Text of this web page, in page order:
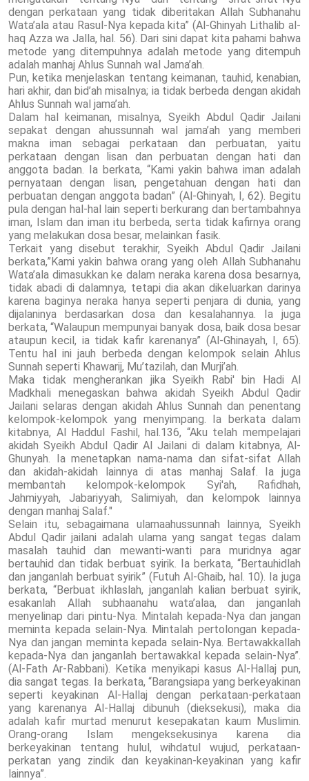
dengan perkataan yang tidak diberitakan Allah Subhanahu
Wata’ala atau Rasul-Nya kepada kita” (Al-Ghinyah Lithalib al-
haq Azza wa Jalla, hal. 56). Dari sini dapat kita pahami bahwa
metode yang ditempuhnya adalah metode yang ditempuh
adalah manhaj Ahlus Sunnah wal Jama’ah.
Pun, ketika menjelaskan tentang keimanan, tauhid, kenabian,
hari akhir, dan bid’ah misalnya; ia tidak berbeda dengan akidah
Ahlus Sunnah wal jama’ah.
Dalam hal keimanan, misalnya, Syeikh Abdul Qadir Jailani
sepakat dengan ahussunnah wal jama’ah yang memberi
makna iman sebagai perkataan dan perbuatan, yaitu
perkataan dengan lisan dan perbuatan dengan hati dan
anggota badan. Ia berkata, “Kami yakin bahwa iman adalah
pernyataan dengan lisan, pengetahuan dengan hati dan
perbuatan dengan anggota badan” (Al-Ghinyah, I, 62). Begitu
pula dengan hal-hal lain seperti berkurang dan bertambahnya
iman, Islam dan iman itu berbeda, serta tidak kafirnya orang
yang melakukan dosa besar, melainkan fasik.
Terkait yang disebut terakhir, Syeikh Abdul Qadir Jailani
berkata,”Kami yakin bahwa orang yang oleh Allah Subhanahu
Wata’ala dimasukkan ke dalam neraka karena dosa besarnya,
tidak abadi di dalamnya, tetapi dia akan dikeluarkan darinya
karena baginya neraka hanya seperti penjara di dunia, yang
dijalaninya berdasarkan dosa dan kesalahannya. Ia juga
berkata, “Walaupun mempunyai banyak dosa, baik dosa besar
ataupun kecil, ia tidak kafir karenanya” (Al-Ghinayah, I, 65).
Tentu hal ini jauh berbeda dengan kelompok selain Ahlus
Sunnah seperti Khawarij, Mu’tazilah, dan Murji’ah.
Maka tidak mengherankan jika Syeikh Rabi' bin Hadi Al
Madkhali menegaskan bahwa akidah Syeikh Abdul Qadir
Jailani selaras dengan akidah Ahlus Sunnah dan penentang
kelompok-kelompok yang menyimpang. Ia berkata dalam
kitabnya, Al Haddul Fashil, hal.136, “Aku telah mempelajari
akidah Syeikh Abdul Qadir Al Jailani di dalam kitabnya, Al-
Ghunyah. Ia menetapkan nama-nama dan sifat-sifat Allah
dan akidah-akidah lainnya di atas manhaj Salaf. Ia juga
membantah kelompok-kelompok Syi'ah, Rafidhah,
Jahmiyyah, Jabariyyah, Salimiyah, dan kelompok lainnya
dengan manhaj Salaf."
Selain itu, sebagaimana ulamaahussunnah lainnya, Syeikh
Abdul Qadir jailani adalah ulama yang sangat tegas dalam
masalah tauhid dan mewanti-wanti para muridnya agar
bertauhid dan tidak berbuat syirik. Ia berkata, “Bertauhidlah
dan janganlah berbuat syirik” (Futuh Al-Ghaib, hal. 10). Ia juga
berkata, “Berbuat ikhlaslah, janganlah kalian berbuat syirik,
esakanlah Allah subhaanahu wata’alaa, dan janganlah
menyelinap dari pintu-Nya. Mintalah kepada-Nya dan jangan
meminta kepada selain-Nya. Mintalah pertolongan kepada-
Nya dan jangan meminta kepada selain-Nya. Bertawakkallah
kepada-Nya dan janganlah bertawakkal kepada selain-Nya”.
(Al-Fath Ar-Rabbani). Ketika menyikapi kasus Al-Hallaj pun,
dia sangat tegas. Ia berkata, “Barangsiapa yang berkeyakinan
seperti keyakinan Al-Hallaj dengan perkataan-perkataan
yang karenanya Al-Hallaj dibunuh (dieksekusi), maka dia
adalah kafir murtad menurut kesepakatan kaum Muslimin.
Orang-orang Islam mengeksekusinya karena dia
berkeyakinan tentang hulul, wihdatul wujud, perkataan-
perkatan yang zindik dan keyakinan-keyakinan yang kafir
lainnya”.